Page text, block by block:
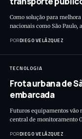
Como solução para
nacionais como São Paulo,
PORDIEGO VELÁZQUEZ
TECNOLOGIA
Frota urbana de
embarcada
Futuros equipamentos vão
central de monitoramento
PORDIEGO VELÁZQUEZ